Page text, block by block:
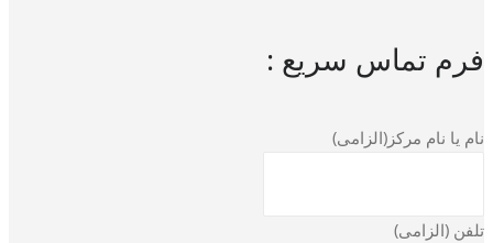
فرم تماس سریع :
نام یا نام مرکز(الزامی)
تلفن (الزامی)